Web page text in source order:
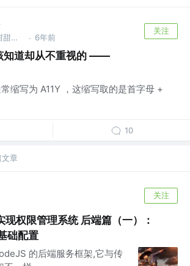
国服第一甜甜圈 @国服第一海洋 · 6年前
关注
知道却从不重视的 ——
缩写为 A11Y ，这缩写取的是首字母 +
10
章
关注
权限管理系统 后端篇（一）：
础配置
的后端服务框架,它与传